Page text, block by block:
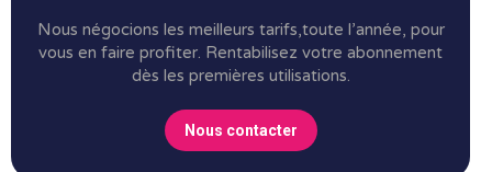
Nous négocions les meilleurs tarifs,toute l’année, pour
vous en faire profiter. Rentabilisez votre abonnement
dès les premières utilisations.
Nous contacter